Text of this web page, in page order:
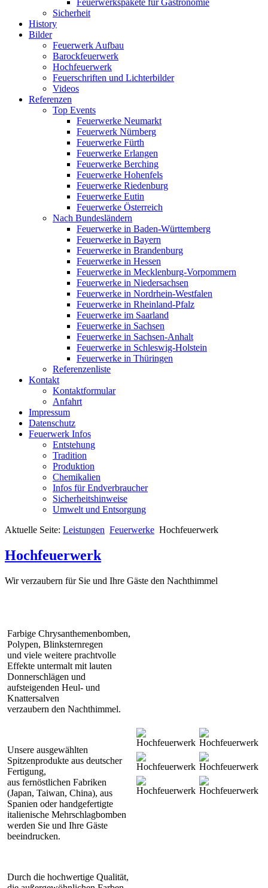
Sicherheit
History
Bilder
Feuerwerk Aufbau
Barockfeuerwerk
Hochfeuerwerk
Feuerschriften und Lichterbilder
Videos
Referenzen
Top Events
Feuerwerke Neumarkt
Feuerwerk Nürnberg
Feuerwerke Fürth
Feuerwerke Erlangen
Feuerwerke Berching
Feuerwerke Hohenfels
Feuerwerke Riedenburg
Feuerwerke Eutin
Feuerwerke Österreich
Nach Bundesländern
Feuerwerke in Baden-Württemberg
Feuerwerke in Bayern
Feuerwerke in Brandenburg
Feuerwerke in Hessen
Feuerwerke in Mecklenburg-Vorpommern
Feuerwerke in Niedersachsen
Feuerwerke in Nordrhein-Westfalen
Feuerwerke in Rheinland-Pfalz
Feuerwerke im Saarland
Feuerwerke in Sachsen
Feuerwerke in Sachsen-Anhalt
Feuerwerke in Schleswig-Holstein
Feuerwerke in Thüringen
Referenzenliste
Kontakt
Kontaktformular
Anfahrt
Impressum
Datenschutz
Feuerwerk Infos
Entstehung
Tradition
Produktion
Chemikalien
Infos für Endverbraucher
Sicherheitshinweise
Umwelt und Entsorgung
Aktuelle Seite: Leistungen Feuerwerke Hochfeuerwerk
Hochfeuerwerk
Wir verzaubern für Sie und Ihre Gäste den Nachthimmel
Farbige Chrysanthemenbomben,
Polypen, Blinksternregen
und viele weitere prachtvolle
Effekte untermalt mit lauten
Donnerschlägen und
aufsteigenden Heul- und
Knattersalven
verzaubern den Nachthimmel.
Unsere ausgewählten
Spitzenprodukte aus deutscher
Fertigung,
aus fernöstlichen Fabriken
(Japan, Taiwan, China), aus
Spanien oder handgefertigte
italienische Mehrschlagbomben
werden Sie und Ihre Gäste
beeindrucken.
Durch die hochwertige Qualität,